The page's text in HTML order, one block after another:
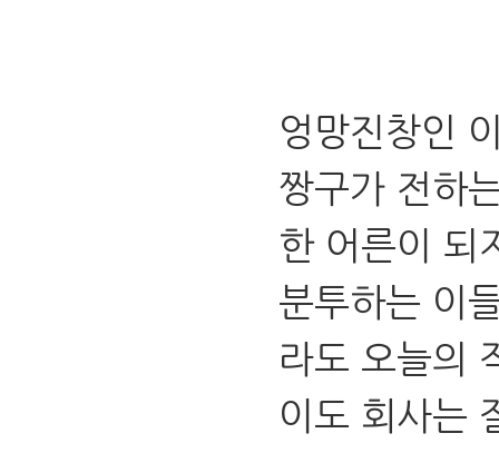
엉망진창인
짱구가 전하
한 어른이 되
분투하는 이
라도 오늘의
이도 회사는